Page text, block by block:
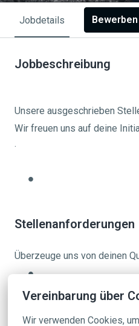
Vereinbarung über
Wir verwenden Cookies,
Jobdetails Bewerben
Jobbeschreibung
Unsere ausgeschrieben
Wir freuen uns auf deine
.
Stellenanforderungen
Überzeuge uns von deinen